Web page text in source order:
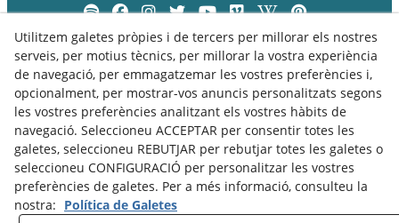
Avís Legal
Política de Cookies
Política de Privacitat
Utilitzem galetes pròpies i de tercers per millorar els nostres
serveis, per motius tècnics, per millorar la vostra experiència
de navegació, per emmagatzemar les vostres preferències i,
opcionalment, per mostrar-vos anuncis personalitzats segons
les vostres preferències analitzant els vostres hàbits de
navegació. Seleccioneu ACCEPTAR per consentir totes les
galetes, seleccioneu REBUTJAR per rebutjar totes les galetes o
seleccioneu CONFIGURACIÓ per personalitzar les vostres
preferències de galetes. Per a més informació, consulteu la
nostra: Política de Galetes